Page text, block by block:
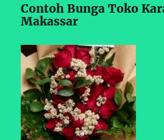
Contoh Bunga Toko
Makassar